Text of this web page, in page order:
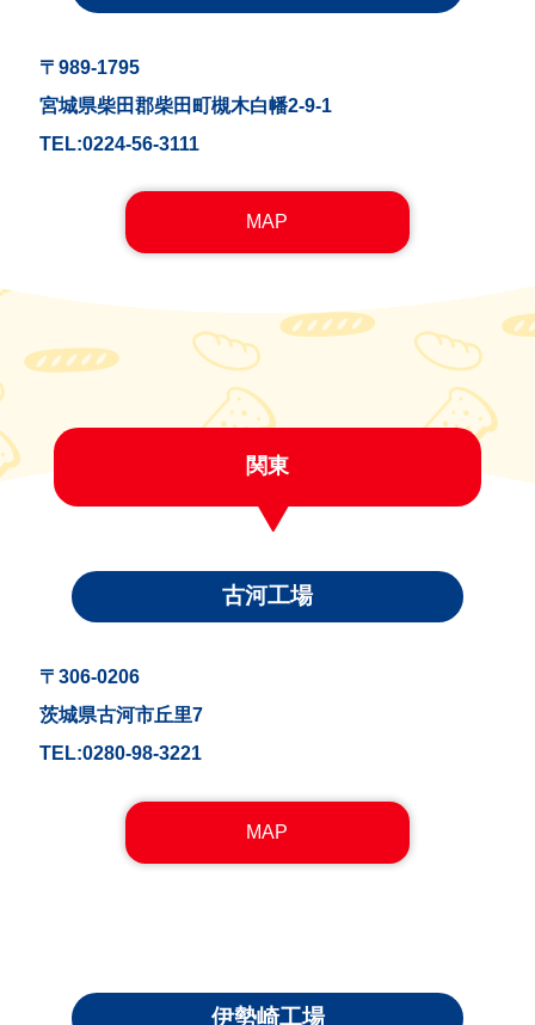
〒989-1795
宮城県柴田郡柴田町槻木白幡2-9-1
TEL:0224-56-3111
MAP
関東
古河工場
〒306-0206
茨城県古河市丘里7
TEL:0280-98-3221
MAP
伊勢崎工場